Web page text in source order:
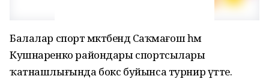
Балалар спорт мәктәбендә Саҡмағош һәм
Кушнаренко райондары спортсылары
ҡатнашлығында бокс буйынса турнир үтте.